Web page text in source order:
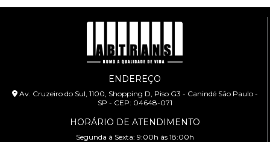
TREINAMENTOS PARA MOTOCICLISTAS
ENDEREÇO
Av. Cruzeiro do Sul, 1100, Shopping D, Piso G3 - Canindé São Paulo -
SP - CEP: 04648-071
HORÁRIO DE ATENDIMENTO
Segunda à Sexta: 9:00h às 18:00h